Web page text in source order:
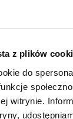
z plików
do
witrynie.
do
z